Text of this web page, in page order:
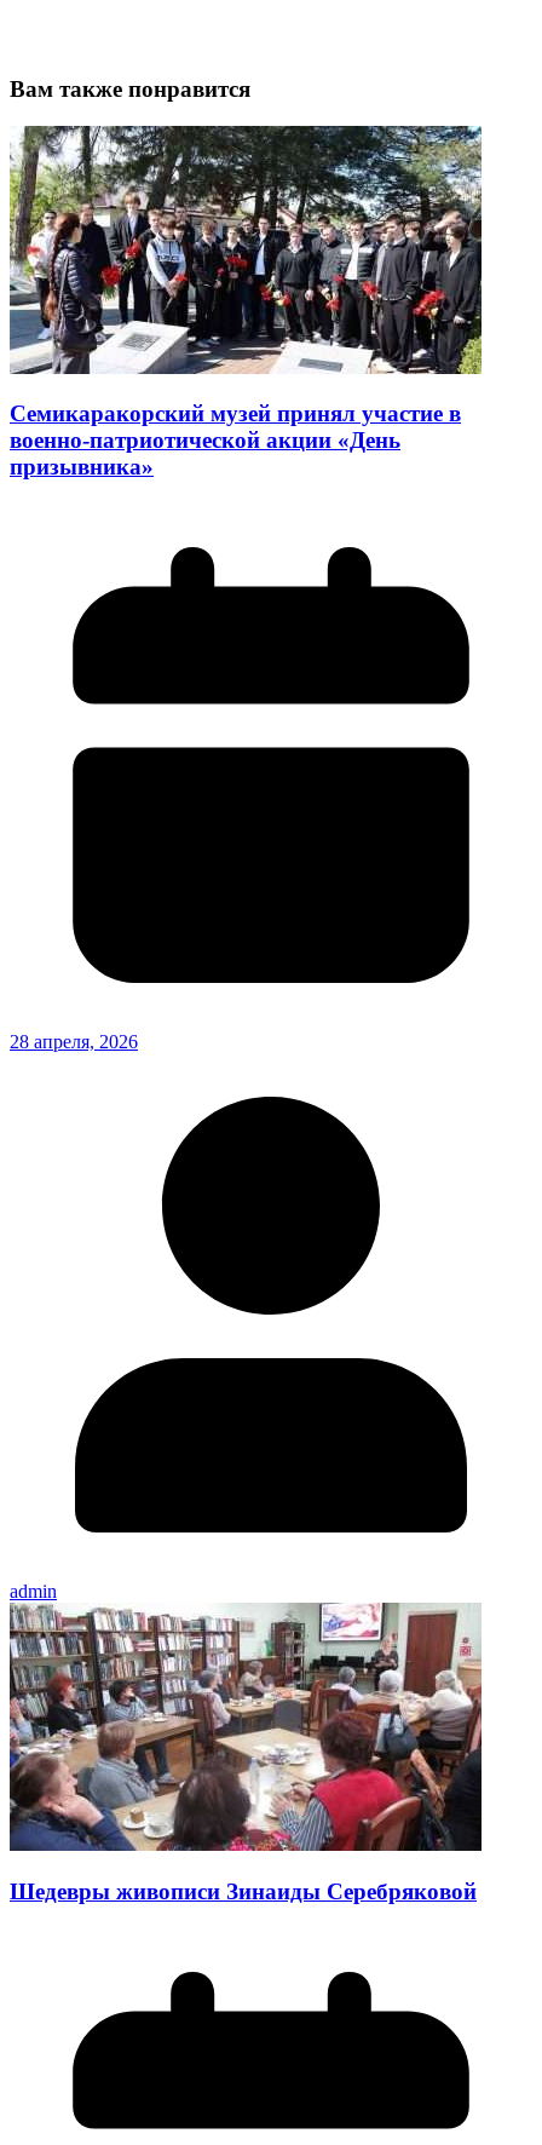
Вам также понравится
Семикаракорский музей принял участие в
военно-патриотической акции «День
призывника»
28 апреля, 2026
admin
Шедевры живописи Зинаиды Серебряковой